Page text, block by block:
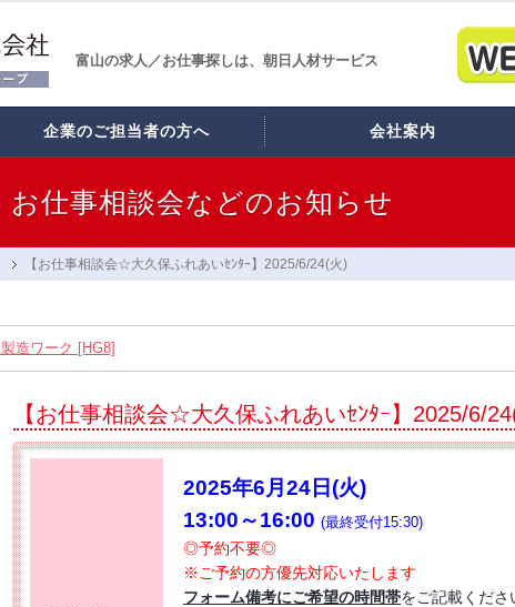
富山の求人／お仕事探しは、朝日人材サービス
企業のご担当者の方へ 会社案内
仕事相談会などのお知らせ
【お仕事相談会☆大久保ふれあいｾﾝﾀｰ】2025/6/24(火)
造ワーク [HG8]
通会館】2026/8/21(金) PM開催
久保ふれあいｾﾝﾀｰ】2026/8/26(水)
部市コラーレ】2026/8/21(金)PM
部市コラーレ】2026/8/7(金)PM
ざす 〜自分に合った職場を見つける新しい転職のカタチ〜
くde
【お仕事相談会☆大久保ふれあいｾﾝﾀｰ】2025/6/
2025年6月24日(火)
13:00～16:00 (最終受付15:30)
◎予約不要◎
※ご予約の方優先対応いたします
フォーム備考にご希望の時間帯をご記載くださ